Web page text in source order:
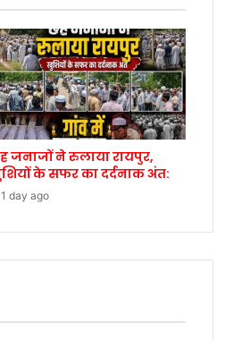
जनाजों ने रुलाया रायपुर,
के सफर का दर्दनाक अंत:
1 day ago